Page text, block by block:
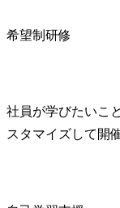
希望制研修
社員が学びたいこ
スタマイズして開